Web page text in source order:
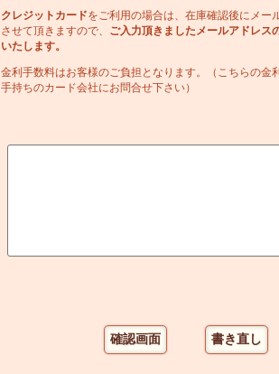
クレジットカードをご利用の場合は、在庫確認後にメー
させて頂きますので、
ご入力頂きましたメールアドレス
いたします。
金利手数料はお客様のご負担となります。（こちらの金
手持ちのカード会社にお問合せ下さい）